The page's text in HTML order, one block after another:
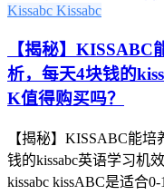
Kissabc Kissabc
【揭秘】KISSABC
析，每天4块钱的
K值得购买吗？
【揭秘】KISSABC能
钱的kissabc英语学习机
kissabc kissABC是适合